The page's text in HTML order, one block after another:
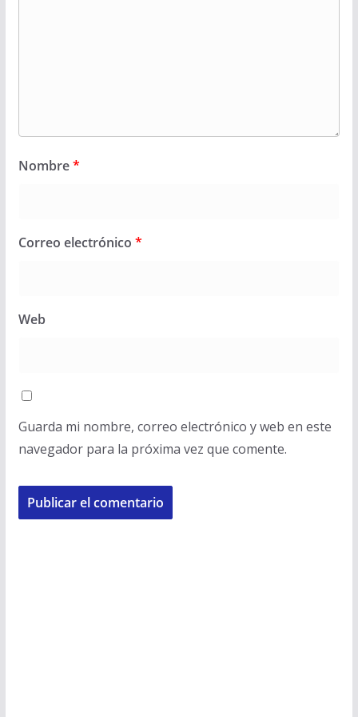
Nombre*
Correo electrónico *
Web
Guarda mi nombre, correo electrónico y web en este
navegador para la próxima vez que comente.